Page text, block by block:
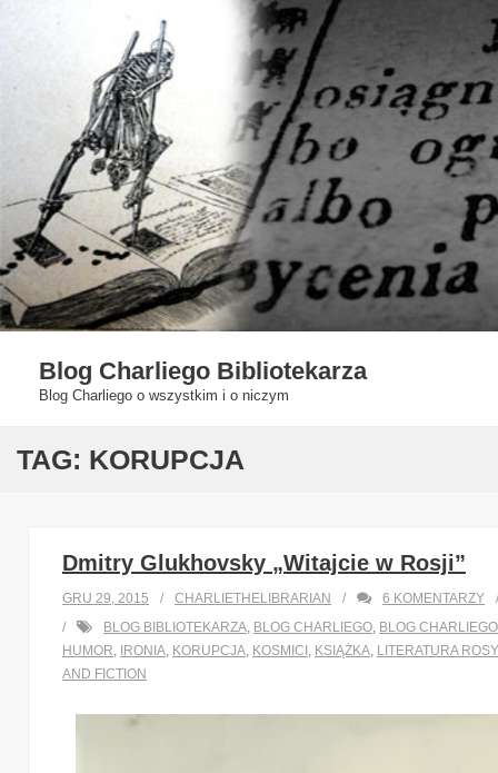
Blog Charliego Bibliotekarza
Blog Charliego o wszystkim i o niczym
TAG: KORUPCJA
Dmitry Glukhovsky „Witajcie w Rosji”
GRU 29, 2015 CHARLIETHELIBRARIAN 6 KOMENTARZY
BLOG BIBLIOTEKARZA, BLOG CHARLIEGO, BLOG
HUMOR, IRONIA, KORUPCJA, KOSMICI , KSIĄŻKA, LITERATURA
AND FICTION